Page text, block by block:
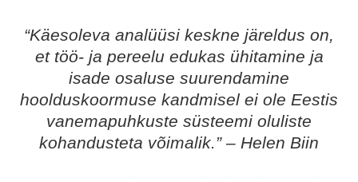
“Käesoleva analüüsi keskne järeldus on,
et töö- ja pereelu edukas ühitamine ja
isade osaluse suurendamine
hoolduskoormuse kandmisel ei ole Eestis
vanemapuhkuste süsteemi oluliste
kohandusteta võimalik.” – Helen Biin